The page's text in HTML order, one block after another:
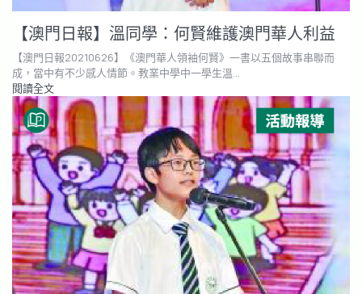
【澳門日報】溫同學：何賢維護澳門華人利益
【澳門日報20210626】《澳門華人領袖何賢》一書以五個故事串聯而
成，當中有不少感人情節。教業中學中一學生溫…
閱讀全文